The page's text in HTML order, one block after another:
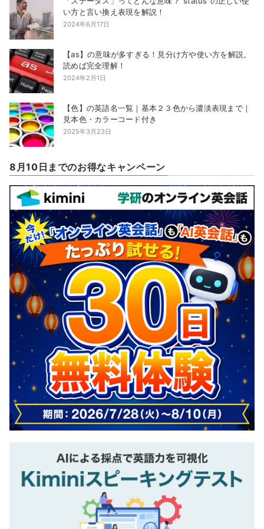
い方と言い換え表現を解説！
2024年6月17日
【as】の意味が多すぎる！見分け方や使い方を解説。
読めば完全理解！
2024年2月1日
【色】の英語名一覧｜基本２３色から濃淡表現まで｜
見本色・カラーコード付き
2025年3月23日
8月10日までのお得なキャンペーン